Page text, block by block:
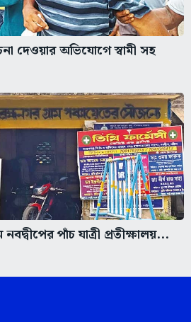
দেওয়ার অভিযোগে স্বামী সহ
পাঁচ যাত্রী প্রতীক্ষালয়...